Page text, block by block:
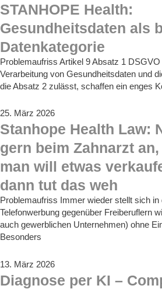
STANHOPE Health:
Gesundheitsdaten als
Datenkategorie
Problemaufriss Artikel 9 Absatz 1
Verarbeitung von Gesundheitsdaten und
die Absatz 2 zulässt, schaffen ein enges
25. März 2026
Stanhope Health Law:
gern beim Zahnarzt
man will etwas
dann tut das weh
Problemaufriss Immer wieder stellt sich
Telefonwerbung gegenüber Freiberuflern
auch gewerblichen Unternehmen) ohne
Besonders
13. März 2026
Diagnose per KI –